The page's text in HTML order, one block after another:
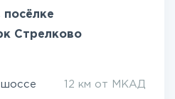
посёлке
Стрелково
12 км от МКАД